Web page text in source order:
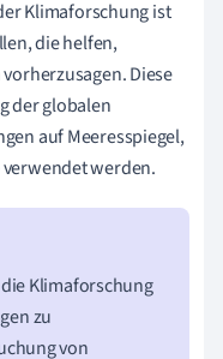
Klimaforschung ist
die helfen,
Diese
der globalen
auf Meeresspiegel,
werden.
Klimaforschung
zu
von